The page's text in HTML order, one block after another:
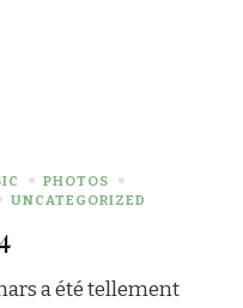
PHOTOS
UNCATEGORIZED
a été tellement